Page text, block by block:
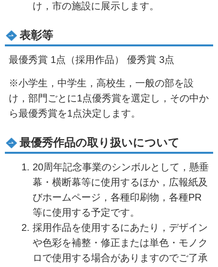
け，市の施設に展示します。
表彰等
最優秀賞 1点（採用作品） 優秀賞 3点
※小学生，中学生，高校生，一般の部を設
け，部門ごとに1点優秀賞を選定し，その中か
ら最優秀賞を1点決定します。
最優秀作品の取り扱いについて
20周年記念事業のシンボルとして，懸垂
幕・横断幕等に使用するほか，広報紙及
びホームページ，各種印刷物，各種PR
等に使用する予定です。
採用作品を使用するにあたり，デザイン
や色彩を補整・修正または単色・モノク
ロで使用する場合がありますのでご了承